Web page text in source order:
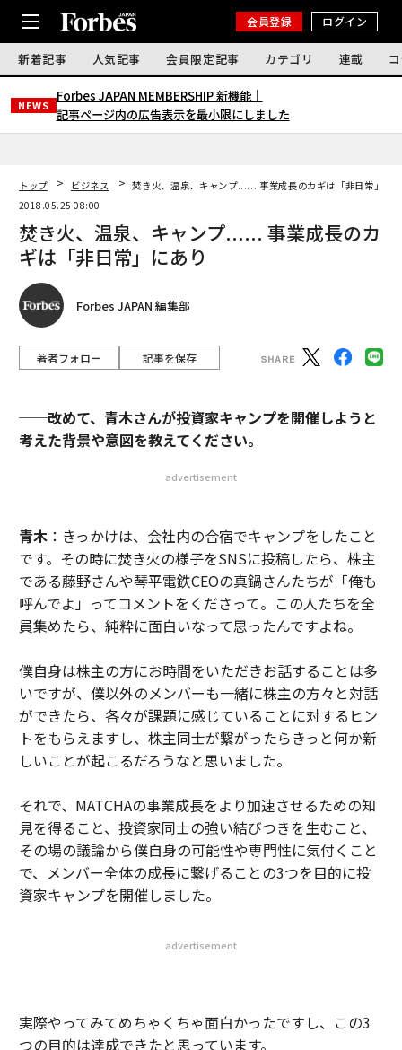
会員登録 ログイン
新着記事 人気記事 会員限定記事 カテゴリ 連載
NEWS
Forbes JAPAN MEMBERSHIP 新機能｜
記事ページ内の広告表示を最小限にしました
トップ ビジネス
焚き火、温泉、キャンプ...... 事業成長のカギは「非日常」に
2018.05.25 08:00
焚き火、温泉、キャンプ...... 事業成長のカ
ギは「非日常」にあり
Forbes JAPAN 編集部
著者フォロー 記事を保存
──改めて、青木さんが投資家キャンプを開催しようと
考えた背景や意図を教えてください。
advertisement
青木：きっかけは、会社内の合宿でキャンプをしたこと
です。その時に焚き火の様子をSNSに投稿したら、株主
である藤野さんや琴平電鉄CEOの真鍋さんたちが「俺も
呼んでよ」ってコメントをくださって。この人たちを全
員集めたら、純粋に面白いなって思ったんですよね。
僕自身は株主の方にお時間をいただきお話することは多
いですが、僕以外のメンバーも一緒に株主の方々と対話
ができたら、各々が課題に感じていることに対するヒン
トをもらえますし、株主同士が繋がったらきっと何か新
しいことが起こるだろうなと思いました。
それで、MATCHAの事業成長をより加速させるための知
見を得ること、投資家同士の強い結びつきを生むこと、
その場の議論から僕自身の可能性や専門性に気付くこと
で、メンバー全体の成長に繋げることの3つを目的に投
資家キャンプを開催しました。
advertisement
実際やってみてめちゃくちゃ面白かったですし、この3
つの目的は達成できたと思っています。